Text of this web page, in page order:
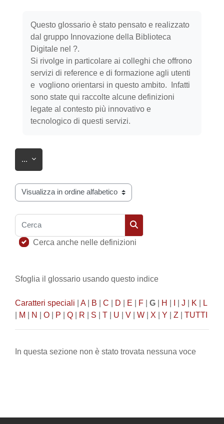
Questo glossario è stato pensato e realizzato
dal gruppo Innovazione della Biblioteca
Digitale nel ?.
Si rivolge in particolare ai colleghi che offrono
servizi di reference e di formazione agli utenti
e vogliono orientarsi in questo ambito. Infatti
sono state qui raccolte alcune definizioni
legate al contesto più innovativo e
tecnologico di questi servizi.
... Esporta voci
Sfoglia il glossario usando questo indice
Cerca
Cerca
Cerca anche nelle definizioni
Sfoglia il glossario usando questo indice
Caratteri speciali A B C D E F G H J K
L
M N O P Q R S T U V W X Y Z TUTTI
In questa sezione non è stato trovata nessuna voce